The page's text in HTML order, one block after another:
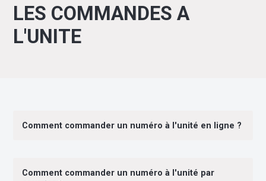
LES COMMANDES A
L'UNITE
Comment commander un numéro à l'unité en ligne ?
Comment commander un numéro à l'unité par